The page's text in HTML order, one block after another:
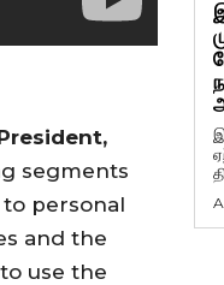
segments
personal
and the
use the